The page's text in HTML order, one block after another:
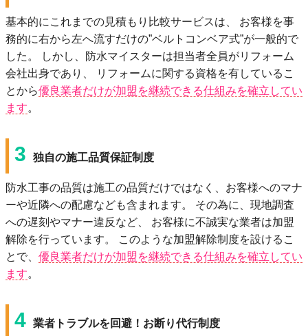
基本的にこれまでの⾒積もり⽐較サービスは、 お客様を事
務的に右から左へ流すだけの”ベルトコンベア式”が⼀般的で
した。 しかし、防⽔マイスターは担当者全員がリフォーム
会社出⾝であり、 リフォームに関する資格を有しているこ
とから優良業者だけが加盟を継続できる仕組みを確⽴してい
ます。
3 独⾃の施⼯品質保証制度
防⽔⼯事の品質は施⼯の品質だけではなく、お客様へのマナ
ーや近隣への配慮なども含まれます。 その為に、現地調査
への遅刻やマナー違反など、 お客様に不誠実な業者は加盟
解除を⾏っています。 このような加盟解除制度を設けるこ
とで、 優良業者だけが加盟を継続できる仕組みを確⽴してい
ます。
4 業者トラブルを回避！お断り代⾏制度